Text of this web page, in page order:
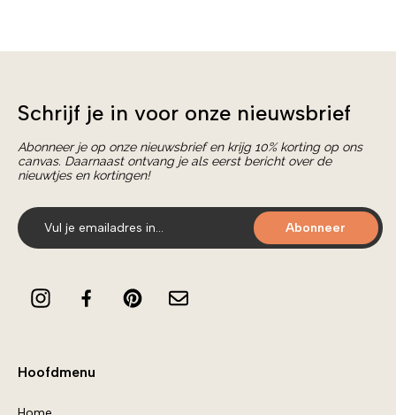
Schrijf je in voor onze nieuwsbrief
Abonneer je op onze nieuwsbrief en krijg 10% korting op ons
canvas. Daarnaast ontvang je als eerst bericht over de
nieuwtjes en kortingen!
Abonneer
Hoofdmenu